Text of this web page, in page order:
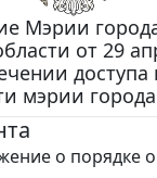
Мэрии
от 29
мэрии
о порядке